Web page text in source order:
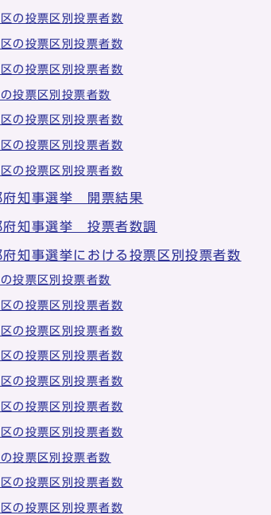
の投票区別投票者数
の投票区別投票者数
の投票区別投票者数
投票区別投票者数
の投票区別投票者数
の投票区別投票者数
の投票区別投票者数
知事選挙 開票結果
知事選挙 投票者数調
事選挙における投票区別投票者数
投票区別投票者数
の投票区別投票者数
の投票区別投票者数
の投票区別投票者数
の投票区別投票者数
の投票区別投票者数
の投票区別投票者数
投票区別投票者数
の投票区別投票者数
の投票区別投票者数